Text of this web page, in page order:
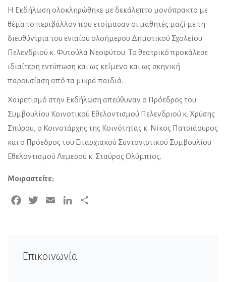
Η Εκδήλωση ολοκληρώθηκε με δεκάλεπτο μονόπρακτο με
θέμα το περιβάλλον που ετοίμασαν οι μαθητές μαζί με τη
διευθύντρια του ενιαίου ολοήμερου Δημοτικού Σχολείου
Πελενδριού κ. Φυτούλα Νεοφύτου. Το θεατρικό προκάλεσε
ιδιαίτερη εντύπωση και ως κείμενο και ως σκηνική
παρουσίαση από τα μικρά παιδιά.
Χαιρετισμό στην Εκδήλωση απεύθυναν ο Πρόεδρος του
Συμβουλίου Κοινοτικού Εθελοντισμού Πελενδριού κ. Χρύσης
Σπύρου, ο Κοινοτάρχης της Κοινότητας κ. Νίκος Πατσιάουρος
και ο Πρόεδρος του Επαρχιακού Συντονιστικού Συμβουλίου
Εθελοντισμού Λεμεσού κ. Σταύρος Ολύμπιος.
Μοιραστείτε:
Facebook
Twitter Email LinkedIn
Επικοινωνία